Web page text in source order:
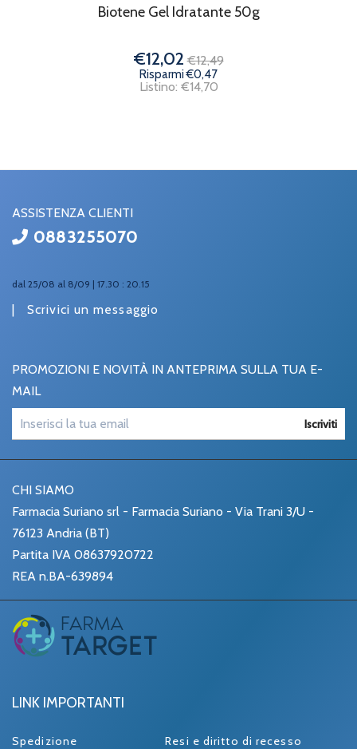
Biotene Gel Idratante 50g
€12,02 €12,49
Risparmi €0,47
Listino: €14,70
ASSISTENZA CLIENTI
0883255070
dal 25/08 al 8/09 | 17.30 : 20.15
| Scrivici un messaggio
PROMOZIONI E NOVITÀ IN ANTEPRIMA SULLA TUA E-
MAIL
Iscriviti
CHI SIAMO
Farmacia Suriano srl - Farmacia Suriano - Via Trani 3/U -
76123 Andria (BT)
Partita IVA 08637920722
REA n.BA-639894
LINK IMPORTANTI
Spedizione
Resi e diritto di recesso